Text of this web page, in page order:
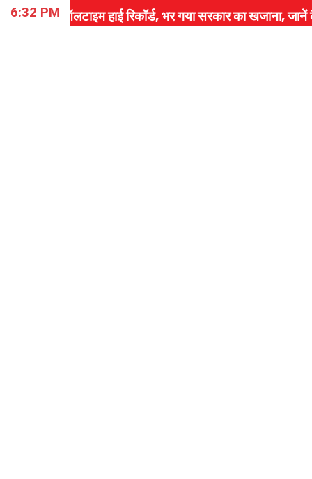
6:32 PM
हाई रिकॉर्ड, भर गया सरकार का खजाना, जानें कैसे रचा